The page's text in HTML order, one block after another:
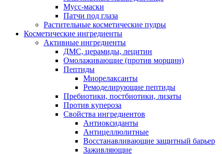
Мусс-маски
Патчи под глаза
Растительные косметические пудры
Косметические ингредиенты
Активные ингредиенты
ДМС, церамиды, лецитин
Омолаживающие (против морщин)
Пептиды
Миорелаксанты
Ремоделирующие пептиды
Пребиотики, постбиотики, лизаты
Против купероза
Свойства ингредиентов
Антиоксиданты
Антицеллюлитные
Восстанавливающие защитный барьер
Заживляющие